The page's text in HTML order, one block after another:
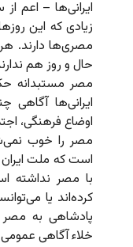
ایرانی‌ها – اعم
زیادی که این
مصری‌ها دارند.
حال و روز هم
مصر مستبدانه
ایرانی‌ها
اوضاع فرهنگی،
مصر را خوب
است که ملت ایران
با مصر نداشته
کرده‌اند یا
پادشاهی به
خلاء آگاهی